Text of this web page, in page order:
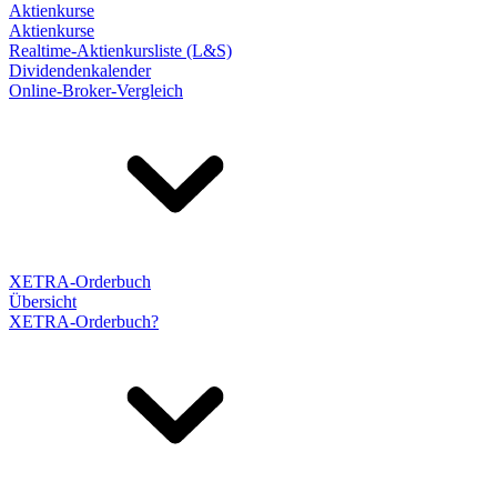
Aktienkurse
Aktienkurse
Realtime-Aktienkursliste (L&S)
Dividendenkalender
Online-Broker-Vergleich
XETRA-Orderbuch
Übersicht
XETRA-Orderbuch?